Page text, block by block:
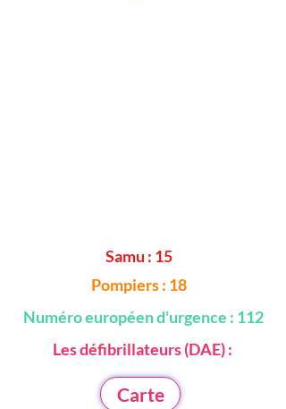
Samu : 15
Pompiers : 18
Numéroeuropéend'urgence : 112
Lesdéfibrillateurs (DAE) :
Carte